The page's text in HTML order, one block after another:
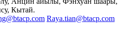
Кытай.
Raya.tian@btacp.com